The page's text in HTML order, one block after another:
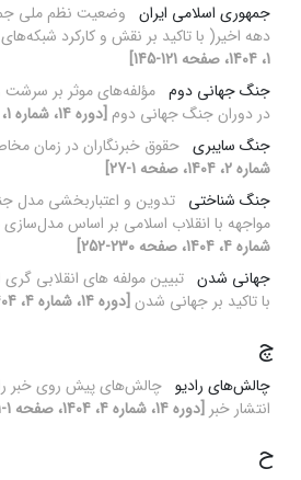
جمهوری اسلامی ایران وضعیت نظم ملی
دهه اخیر( با تاکید بر نقش و کارکرد
1، 1404، صفحه 121-145]
جنگ جهانی دوم مؤلفه‌های موثر بر
در دوران جنگ جهانی دوم [دوره 14، شماره 1، 1404، صفحه 21-39]
جنگ سایبری حقوق خبرنگاران در زمان
شماره 2، 1404، صفحه 1-27]
جنگ شناختی تدوین و اعتباربخشی مدل
مواجهه با انقلاب اسلامی بر اساس مدل‌سازی
شماره 4، 1404، صفحه 230-252]
جهانی شدن تبیین مولفه های انقلابی
با تاکید بر جهانی شدن [دوره 14، شماره 4، 1404، صفحه 284-294]
چ
چالش‌های رادیو چالش‌های پیش روی خبر
انتشار خبر [دوره 14، شماره 4، 1404، صفحه 1-21]
ح